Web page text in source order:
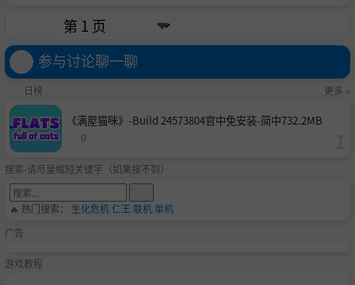
参与讨论聊一聊
日榜 更多 »
《满屋猫咪》-Build 24573804官中免安装-简中732.2MB
0
搜索-请尽量缩短关键字（如果搜不到）
🔥 热门搜索： 生化危机仁王 联机单机
广告
游戏教程